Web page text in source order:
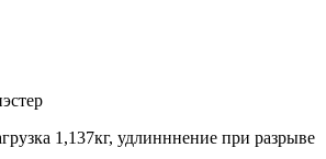
1,137кг, удлинннение при разрыве